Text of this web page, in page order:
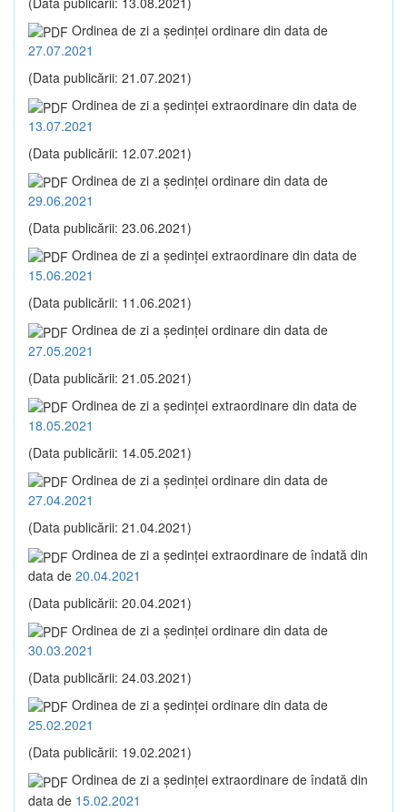
Ordinea de zi a şedinţei ordinare din data de
27.07.2021
(Data publicării: 21.07.2021)
Ordinea de zi a şedinţei extraordinare din data de
13.07.2021
(Data publicării: 12.07.2021)
Ordinea de zi a şedinţei ordinare din data de
29.06.2021
(Data publicării: 23.06.2021)
Ordinea de zi a şedinţei extraordinare din data de
15.06.2021
(Data publicării: 11.06.2021)
Ordinea de zi a şedinţei ordinare din data de
27.05.2021
(Data publicării: 21.05.2021)
Ordinea de zi a şedinţei extraordinare din data de
18.05.2021
(Data publicării: 14.05.2021)
Ordinea de zi a şedinţei ordinare din data de
27.04.2021
(Data publicării: 21.04.2021)
Ordinea de zi a şedinţei extraordinare de îndată din
data de 20.04.2021
(Data publicării: 20.04.2021)
Ordinea de zi a şedinţei ordinare din data de
30.03.2021
(Data publicării: 24.03.2021)
Ordinea de zi a şedinţei ordinare din data de
25.02.2021
(Data publicării: 19.02.2021)
Ordinea de zi a şedinţei extraordinare de îndată din
data de 15.02.2021